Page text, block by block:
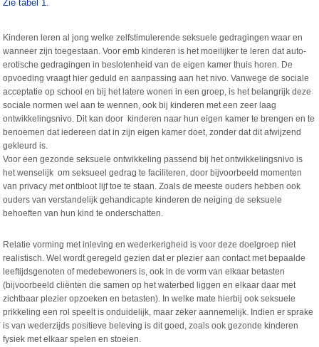
Zie tabel 1.
Kinderen leren al jong welke zelfstimulerende seksuele gedragingen waar en
wanneer zijn toegestaan. Voor emb kinderen is het moeilijker te leren dat auto-
erotische gedragingen in beslotenheid van de eigen kamer thuis horen. De
opvoeding vraagt hier geduld en aanpassing aan het nivo. Vanwege de sociale
acceptatie op school en bij het latere wonen in een groep, is het belangrijk deze
sociale normen wel aan te wennen, ook bij kinderen met een zeer laag
ontwikkelingsnivo. Dit kan door kinderen naar hun eigen kamer te brengen en te
benoemen dat iedereen dat in zijn eigen kamer doet, zonder dat dit afwijzend
gekleurd is.
Voor een gezonde seksuele ontwikkeling passend bij het ontwikkelingsnivo is
het wenselijk om seksueel gedrag te faciliteren, door bijvoorbeeld momenten
van privacy met ontbloot lijf toe te staan. Zoals de meeste ouders hebben ook
ouders van verstandelijk gehandicapte kinderen de neiging de seksuele
behoeften van hun kind te onderschatten.
Relatie vorming met inleving en wederkerigheid is voor deze doelgroep niet
realistisch. Wel wordt geregeld gezien dat er plezier aan contact met bepaalde
leeftijdsgenoten of medebewoners is, ook in de vorm van elkaar betasten
(bijvoorbeeld cliënten die samen op het waterbed liggen en elkaar daar met
zichtbaar plezier opzoeken en betasten). In welke mate hierbij ook seksuele
prikkeling een rol speelt is onduidelijk, maar zeker aannemelijk. Indien er sprake
is van wederzijds positieve beleving is dit goed, zoals ook gezonde kinderen
fysiek met elkaar spelen en stoeien.